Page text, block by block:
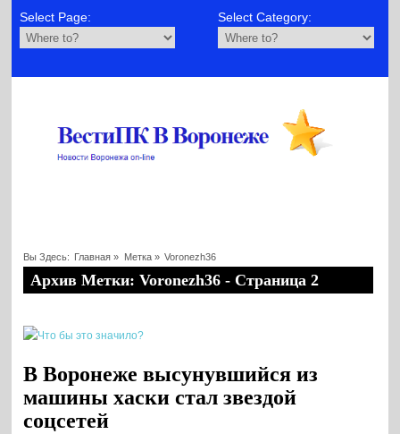
Select Page: Select Category:
Вы Здесь: Главная » Метка » Voronezh36
Архив Метки: Voronezh36 - Страница 2
В Воронеже высунувшийся из
машины хаски стал звездой
соцсетей